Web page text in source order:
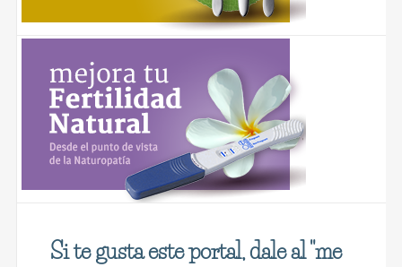
Si te gusta este portal, dale al "me